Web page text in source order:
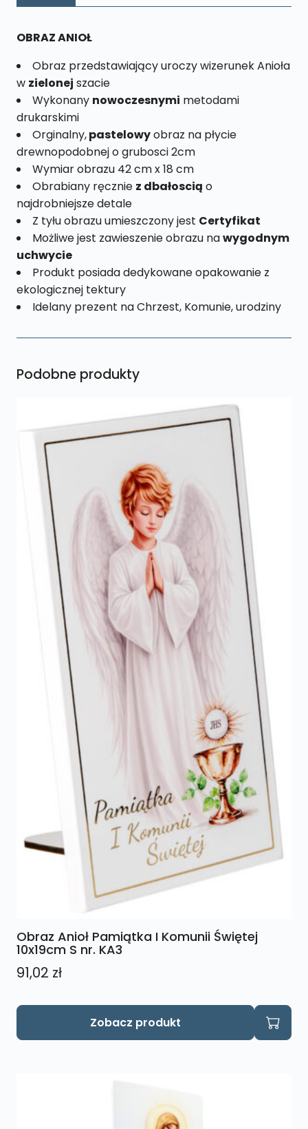
9
OBRAZ ANIOŁ
Obraz przedstawiający uroczy wizerunek Anioła
w zielonej szacie
Wykonany nowoczesnymi metodami
drukarskimi
Orginalny,pastelowyobraz na płycie
drewnopodobnej o grubosci 2cm
Wymiar obrazu 42 cm x 18 cm
Obrabiany ręcznie z dbałoscią o
najdrobniejsze detale
Z tyłu obrazu umieszczony jest Certyfikat
Możliwe jest zawieszenie obrazu nawygodnym
uchwycie
Produkt posiada dedykowane opakowanie z
ekologicznej tektury
Idelany prezent na Chrzest, Komunie, urodziny
Podobne produkty
Obraz Anioł Pamiątka I Komunii Świętej
10x19cm S nr. KA3
91,02 zł
Zobacz produkt